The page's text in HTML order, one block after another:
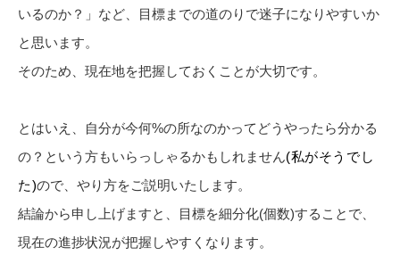
いるのか？」など、目標までの道のりで迷子になりやすいか
と思います。
そのため、現在地を把握しておくことが大切です。
とはいえ、自分が今何%の所なのかってどうやったら分かる
の？という方もいらっしゃるかもしれません(私がそうでし
た)ので、やり方をご説明いたします。
結論から申し上げますと、目標を細分化(個数)することで、
現在の進捗状況が把握しやすくなります。